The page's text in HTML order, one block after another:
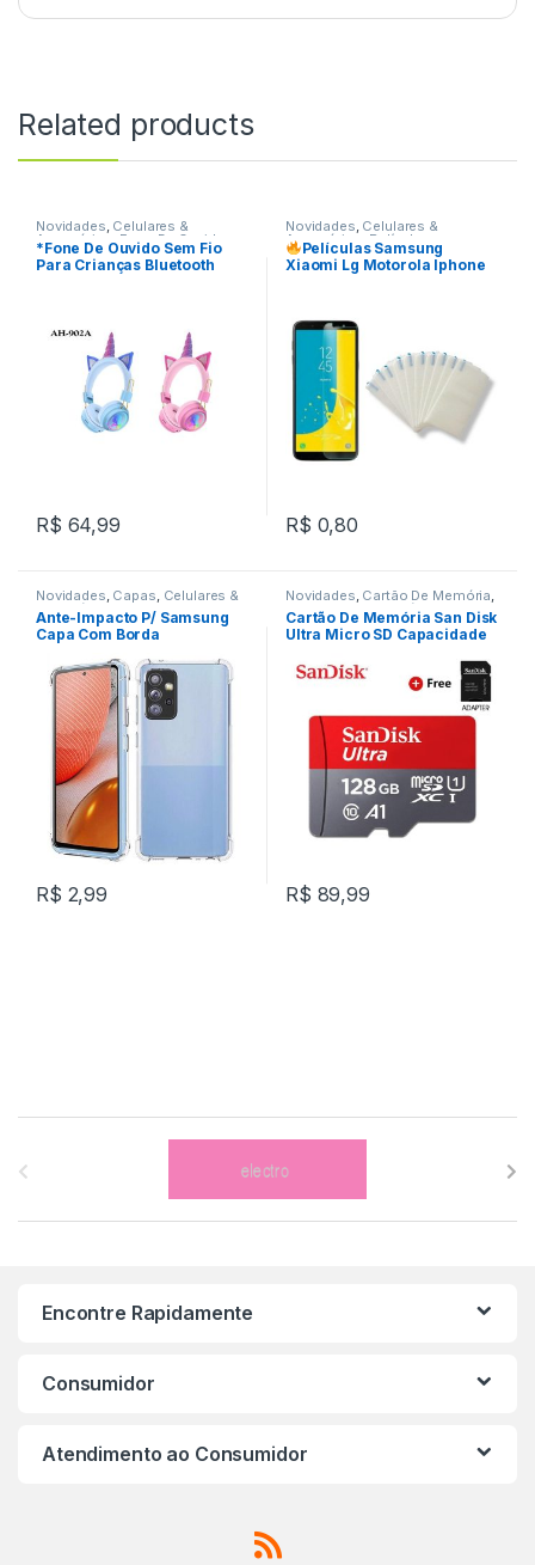
Related products
Novidades, Celulares &
Acessórios, Fone De Ouvido
*Fone De Ouvido Sem Fio
Para Crianças Bluetooth
R$ 64,99
Novidades, Celulares &
Acessórios Películas
Películas Samsung
Xiaomi Lg Motorola Iphone
FV011070
R$ 0,80
Novidades, Capas, Celulares &
Acessórios
Ante-Impacto P/ Samsung
Capa Com Borda
R$ 2,99
Novidades, Cartão De Memória,
Celulares & Acessórios
Cartão De Memória San Disk
Ultra Micro SD Capacidade
R$ 89,99
Encontre Rapidamente
Consumidor
Atendimento ao Consumidor